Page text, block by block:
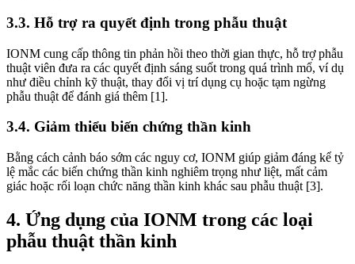
3.3. Hỗ trợ ra quyết định trong phẫu thuật
IONM cung cấp thông tin phản hồi theo thời gian thực, hỗ trợ phẫu
thuật viên đưa ra các quyết định sáng suốt trong quá trình mổ, ví dụ
như điều chỉnh kỹ thuật, thay đổi vị trí dụng cụ hoặc tạm ngừng
phẫu thuật để đánh giá thêm [1].
3.4. Giảm thiểu biến chứng thần kinh
Bằng cách cảnh báo sớm các nguy cơ, IONM giúp giảm đáng kể tỷ
lệ mắc các biến chứng thần kinh nghiêm trọng như liệt, mất cảm
giác hoặc rối loạn chức năng thần kinh khác sau phẫu thuật [3].
4. Ứng dụng của IONM trong các loại
phẫu thuật thần kinh